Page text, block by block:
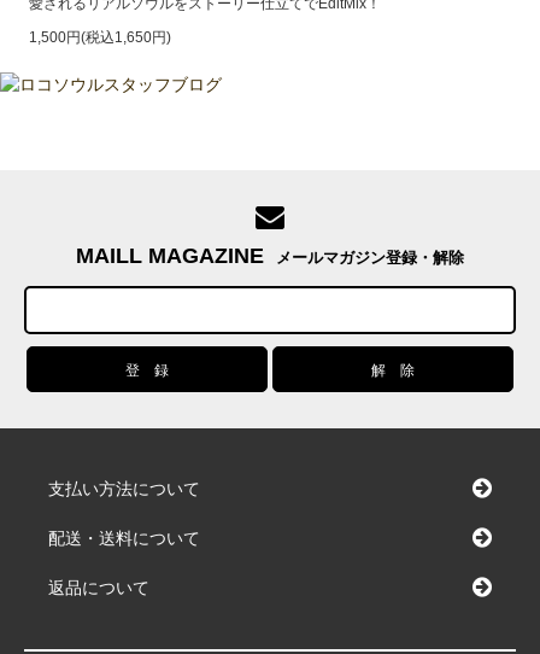
1,500円(税込1,650円)
MAILL MAGAZINE メールマガジン登録・解除
支払い方法について
配送・送料について
返品について